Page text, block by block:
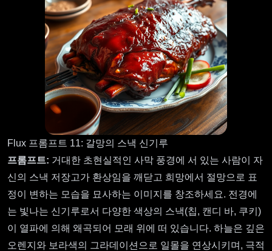
Flux 프롬프트 11: 갈망의 스낵 신기루
프롬프트: 거대한 초현실적인 사막 풍경에 서 있는 사람이 자
신의 스낵 저장고가 환상임을 깨닫고 희망에서 절망으로 표
정이 변하는 모습을 묘사하는 이미지를 창조하세요. 전경에
는 빛나는 신기루로서 다양한 색상의 스낵(칩, 캔디 바, 쿠키)
이 열파에 의해 왜곡되어 모래 위에 떠 있습니다. 하늘은 깊은
오렌지와 보라색의 그라데이션으로 일몰을 연상시키며, 극적